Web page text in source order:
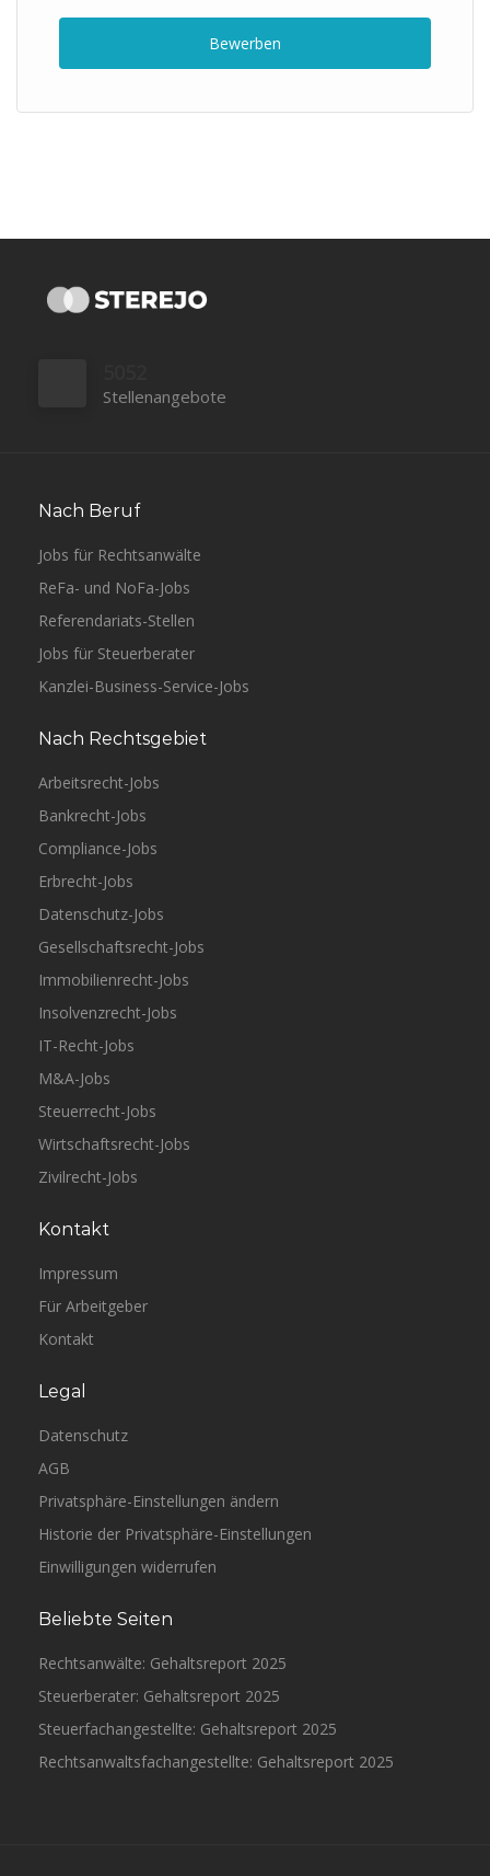
Bewerben
Stellenangebote
Nach Beruf
Jobs für Rechtsanwälte
ReFa- und NoFa-Jobs
Referendariats-Stellen
Jobs für Steuerberater
Kanzlei-Business-Service-Jobs
Nach Rechtsgebiet
Arbeitsrecht-Jobs
Bankrecht-Jobs
Compliance-Jobs
Erbrecht-Jobs
Datenschutz-Jobs
Gesellschaftsrecht-Jobs
Immobilienrecht-Jobs
Insolvenzrecht-Jobs
IT-Recht-Jobs
M&A-Jobs
Steuerrecht-Jobs
Wirtschaftsrecht-Jobs
Zivilrecht-Jobs
Kontakt
Impressum
Für Arbeitgeber
Kontakt
Legal
Datenschutz
AGB
Privatsphäre-Einstellungen ändern
Historie der Privatsphäre-Einstellungen
Einwilligungen widerrufen
Beliebte Seiten
Rechtsanwälte: Gehaltsreport 2025
Steuerberater: Gehaltsreport 2025
Steuerfachangestellte: Gehaltsreport 2025
Rechtsanwaltsfachangestellte: Gehaltsreport 2025